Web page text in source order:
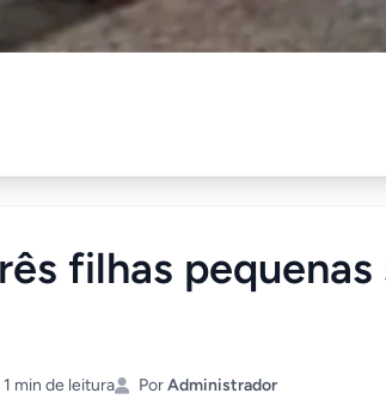
filhas
1 min de leitura PorAdministrador